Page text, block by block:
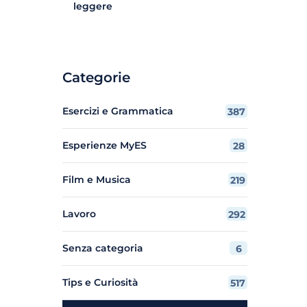
leggere
Categorie
Esercizi e Grammatica 387
Esperienze MyES 28
Film e Musica 219
Lavoro 292
Senza categoria 6
Tips e Curiosità 517